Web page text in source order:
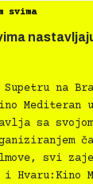
svima
na
Mediteran
sa
svi
Hvaru:Kino